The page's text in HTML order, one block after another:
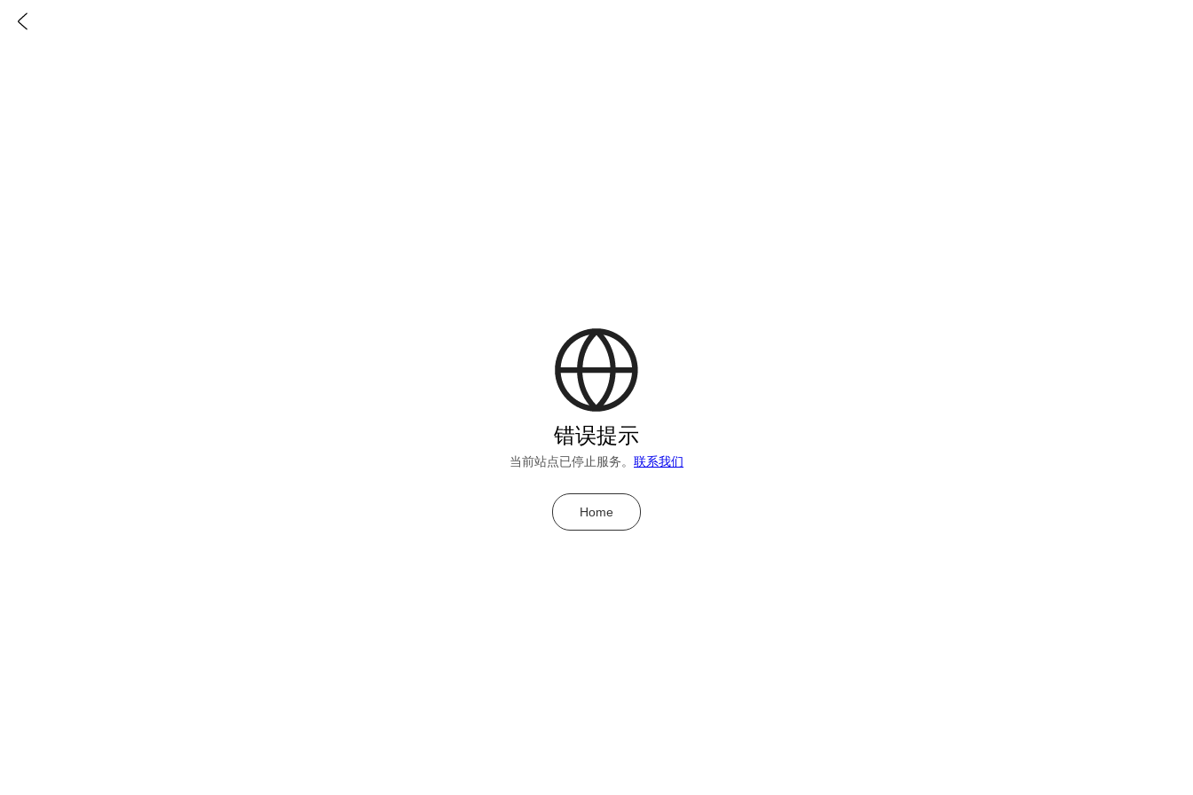
错误提示
当前站点已停止服务。 联系我们
Home